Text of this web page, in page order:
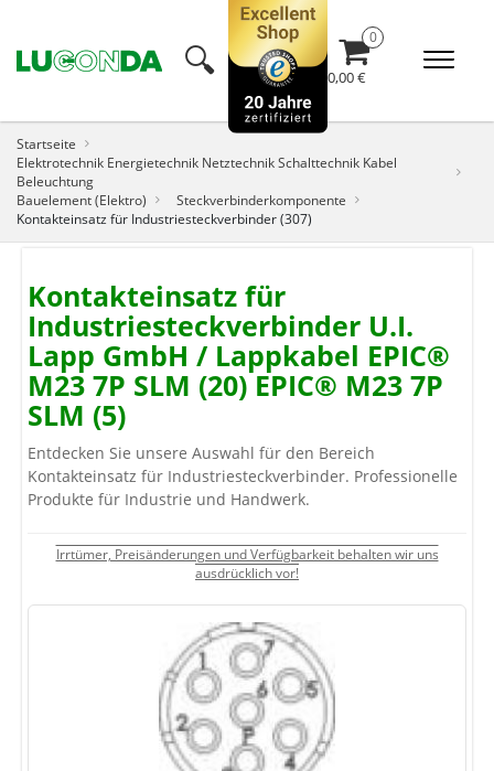
🔍︎ 0,00 €
Startseite
Elektrotechnik Energietechnik Netztechnik Schalttechnik Kabel
Beleuchtung
Bauelement (Elektro)
Steckverbinderkomponente
Kontakteinsatz für Industriesteckverbinder (307)
Kontakteinsatz für
Industriesteckverbinder U.I.
Lapp GmbH / Lappkabel EPIC®
M23 7P SLM (20) EPIC® M23 7P
SLM (5)
Entdecken Sie unsere Auswahl für den Bereich
Kontakteinsatz für Industriesteckverbinder. Professionelle
Produkte für Industrie und Handwerk.
Irrtümer, Preisänderungen und Verfügbarkeit behalten wir uns
ausdrücklich vor!